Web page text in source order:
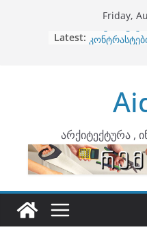
Friday,
Latest: ბინების
ინტერიერის
არტემიდი
არქიტექტურა ,